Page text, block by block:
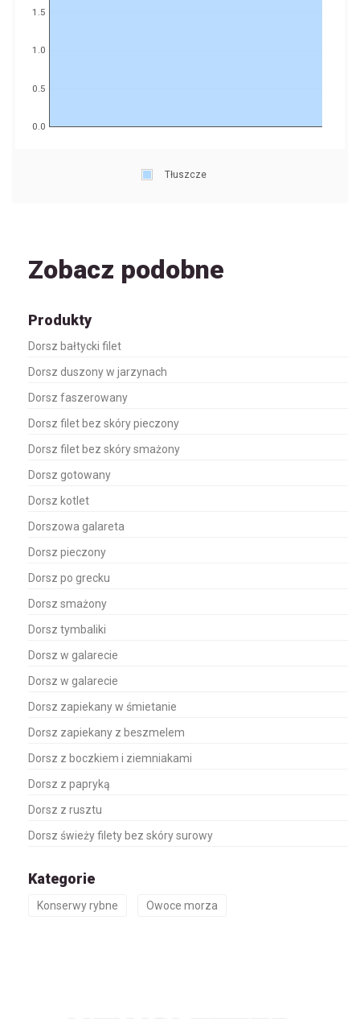
0.0
0.5
1.0
1.5
Tłuszcze
Zobacz podobne
Produkty
Dorsz bałtycki filet
Dorsz duszony w jarzynach
Dorsz faszerowany
Dorsz filet bez skóry pieczony
Dorsz filet bez skóry smażony
Dorsz gotowany
Dorsz kotlet
Dorszowa galareta
Dorsz pieczony
Dorsz po grecku
Dorsz smażony
Dorsz tymbaliki
Dorsz w galarecie
Dorsz w galarecie
Dorsz zapiekany w śmietanie
Dorsz zapiekany z beszmelem
Dorsz z boczkiem i ziemniakami
Dorsz z papryką
Dorsz z rusztu
Dorsz świeży filety bez skóry surowy
Kategorie
Konserwy rybne Owoce morza